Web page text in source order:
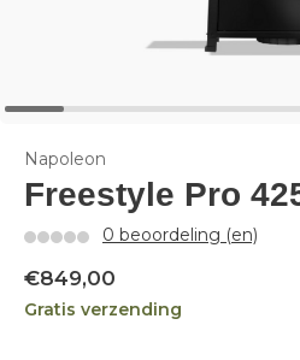
Napoleon
Freestyle Pro
0 beoordeling (en)
€849,00
Gratis verzending